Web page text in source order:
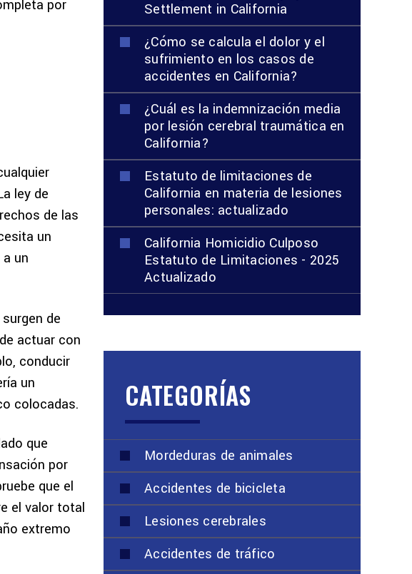
por
ley de
de las
un
un
de
actuar con
conducir
un
colocadas.
que
por
que el
el valor total
extremo
Settlement in California
¿Cómo se calcula el dolor y el
sufrimiento en los casos de
accidentes en California?
¿Cuál es la indemnización media
por lesión cerebral traumática en
California?
Estatuto de limitaciones de
California en materia de lesiones
personales: actualizado
California Homicidio Culposo
Estatuto de Limitaciones - 2025
Actualizado
CATEGORÍAS
Mordeduras de animales
Accidentes de bicicleta
Lesiones cerebrales
Accidentes de tráfico